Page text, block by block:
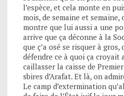
l’espèce, et cela monte en
mois, de semaine et
montre que lui aussi a une
arrive que ça déconne à la
que ç’a osé se risquer à gros,
défendre ce à quoi ça croyait
caillasser la caisse de
sbires d’Arafat. Et là, on
Le camp d’extermination